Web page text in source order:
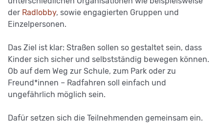
der Radlobby, sowie engagierten Gruppen und
Einzelpersonen.
Das Ziel ist klar: Straßen sollen so gestaltet sein, dass
Kinder sich sicher und selbstständig bewegen können.
Ob auf dem Weg zur Schule, zum Park oder zu
Freund*innen – Radfahren soll einfach und
ungefährlich möglich sein.
Dafür setzen sich die Teilnehmenden gemeinsam ein.